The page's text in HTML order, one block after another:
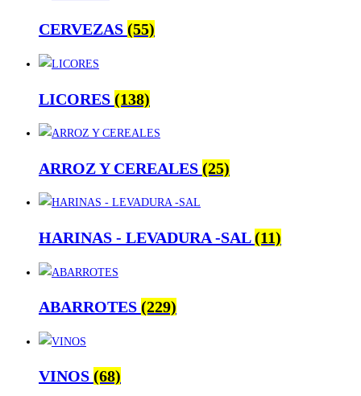
CERVEZAS (55)
LICORES (138)
ARROZ Y CEREALES (25)
HARINAS - LEVADURA -SAL(11)
ABARROTES (229)
VINOS (68)